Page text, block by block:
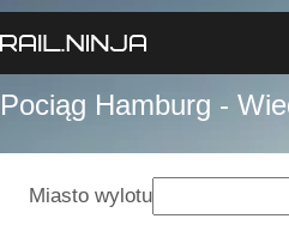
Pociąg Hamburg -
Miasto wylotu